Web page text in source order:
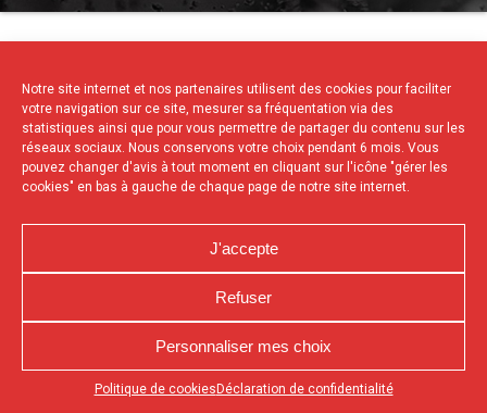
Notre site internet et nos partenaires utilisent des cookies pour faciliter
votre navigation sur ce site, mesurer sa fréquentation via des
statistiques ainsi que pour vous permettre de partager du contenu sur les
réseaux sociaux. Nous conservons votre choix pendant 6 mois. Vous
pouvez changer d'avis à tout moment en cliquant sur l'icône "gérer les
cookies" en bas à gauche de chaque page de notre site internet.
J'accepte
Refuser
Personnaliser mes choix
Politique de cookies Déclaration de confidentialité
Appuyez sur le bouton partager en bas de votre